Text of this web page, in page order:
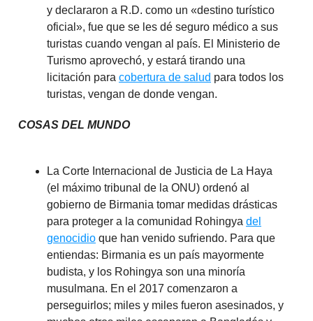
y declararon a R.D. como un «destino turístico
oficial», fue que se les dé seguro médico a sus
turistas cuando vengan al país. El Ministerio de
Turismo aprovechó, y estará tirando una
licitación para cobertura de salud para todos los
turistas, vengan de donde vengan.
COSAS DEL MUNDO
La Corte Internacional de Justicia de La Haya
(el máximo tribunal de la ONU) ordenó al
gobierno de Birmania tomar medidas drásticas
para proteger a la comunidad Rohingya del
genocidio que han venido sufriendo. Para que
entiendas: Birmania es un país mayormente
budista, y los Rohingya son una minoría
musulmana. En el 2017 comenzaron a
perseguirlos; miles y miles fueron asesinados, y